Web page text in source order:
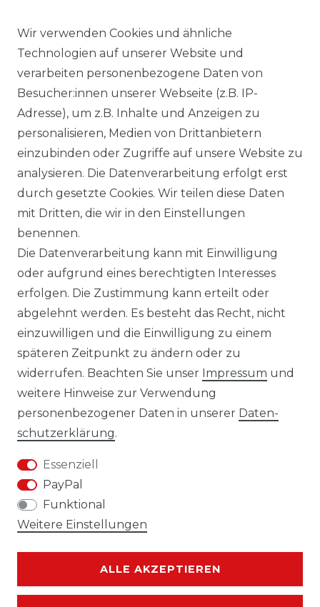
KOSTENLOSER & SCHNELLER VERSAND
LIEFERZEIT ETWA 1 BIS 3 WERKTAGE
14 TAGE RÜCKGABERECHT
Laro-Shop.de
06233-7705680
info@laro-shop.de
Montag - Freitag, 09:00 - 17:00
Widerrufs­recht
Daten­schutz­erklärung
Wir verwenden Cookies und ähnliche
Technologien auf unserer Website und
verarbeiten personenbezogene Daten von
Besucher:innen unserer Webseite (z.B. IP-
Adresse), um z.B. Inhalte und Anzeigen zu
personalisieren, Medien von Drittanbietern
einzubinden oder Zugriffe auf unsere Website zu
analysieren. Die Datenverarbeitung erfolgt erst
durch gesetzte Cookies. Wir teilen diese Daten
mit Dritten, die wir in den Einstellungen
benennen.
Die Datenverarbeitung kann mit Einwilligung
oder aufgrund eines berechtigten Interesses
erfolgen. Die Zustimmung kann erteilt oder
abgelehnt werden. Es besteht das Recht, nicht
einzuwilligen und die Einwilligung zu einem
späteren Zeitpunkt zu ändern oder zu
widerrufen. Beachten Sie unser Impressum und
weitere Hinweise zur Verwendung
personenbezogener Daten in unserer Daten­
schutz­erklärung.
Essenziell
PayPal
Funktional
Weitere Einstellungen
ALLE AKZEPTIEREN